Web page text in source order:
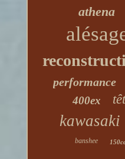
athena
performance
400ex
kawasaki
banshee